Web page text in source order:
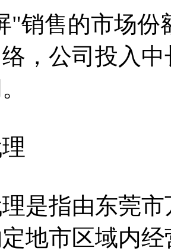
"销售的市场份
，公司投入
是指由东莞
地市区域内